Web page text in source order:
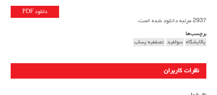
دانلود PDF
2937 مرتبه دانلود شده است.
برچسب‌ها
پالایشگاه سولفید تصففیه پساب
نظرات کاربران